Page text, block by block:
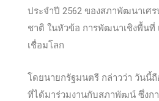
ประจำปี 2562 ของสภาพัฒนาเศ
ชาติ ในหัวข้อ การพัฒนาเชิงพื้นที่
เชื่อมโลก
โดยนายกรัฐมนตรี กล่าวว่า วันนี้
ที่ได้มาร่วมงานกับสภาพัฒน์ ซึ่งก